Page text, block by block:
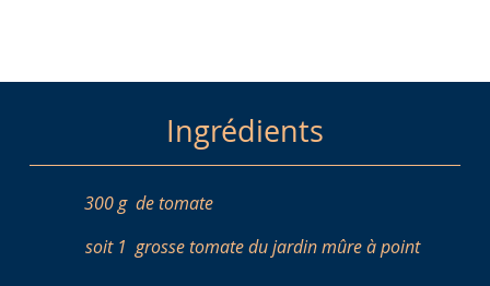
Ingrédients
300 g de tomate
soit 1 grosse tomate du jardin mûre à point